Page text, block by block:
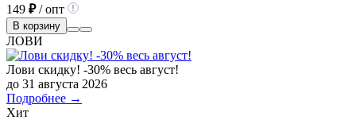
149 ₽/ опт
В корзину
ЛОВИ
Лови скидку! -30% весь август!
до 31 августа 2026
Подробнее →
Хит